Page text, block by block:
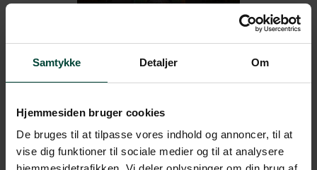
Samtykke Detaljer Om
Hjemmesiden bruger cookies
De bruges til at tilpasse vores indhold og annoncer, til at
vise dig funktioner til sociale medier og til at analysere
20
September
2026